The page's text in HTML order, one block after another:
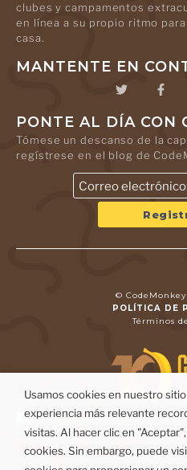
clubes y campamentos
en línea a su propio ritmo
casa.
MANTENTE EN
PONTE AL DÍA CON
Tómese un descanso de la
regístrese en el blog de
©
POLÍTICA DE
Términos
Usamos cookies en nuestro
experiencia más relevante
visitas. Al hacer clic en
cookies. Sin embargo, puede